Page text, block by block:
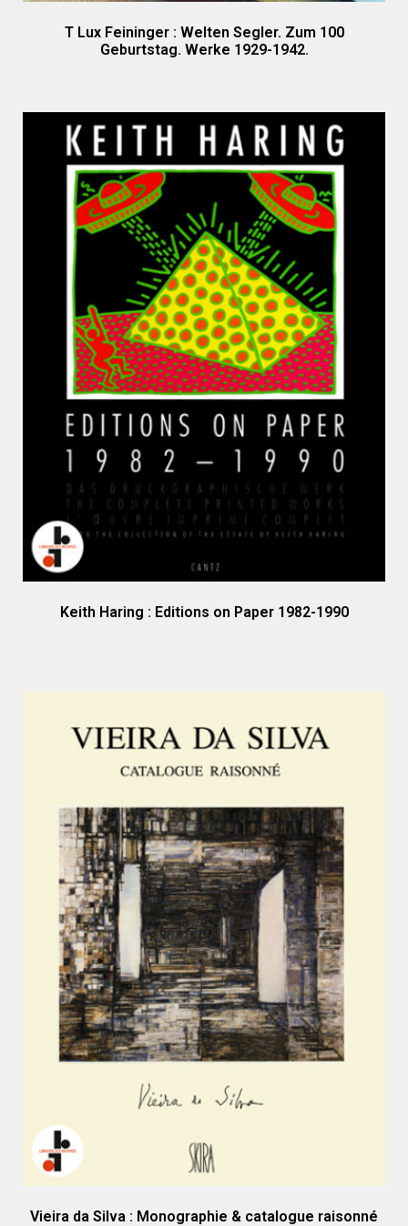
T Lux Feininger : Welten Segler. Zum 100
Geburtstag. Werke 1929-1942.
Keith Haring : Editions on Paper 1982-1990
Vieira da Silva : Monographie & catalogue raisonné